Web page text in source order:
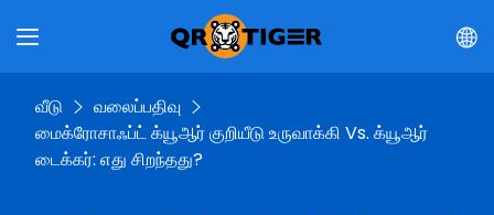
வீடு
வலைப்பதிவு
மைக்ரோசாஃப்ட் க்யூஆர் குறியீடு உருவாக்கி Vs. க்யூஆர்
டைக்கர்: எது சிறந்தது?